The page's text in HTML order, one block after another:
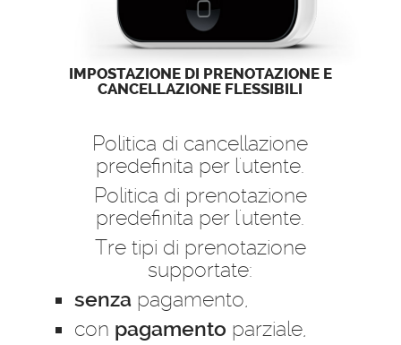
IMPOSTAZIONE DI PRENOTAZIONE E
CANCELLAZIONE FLESSIBILI
Politica di cancellazione
predefinita per l'utente.
Politica di prenotazione
predefinita per l'utente.
Tre tipi di prenotazione
supportate:
senzapagamento,
con pagamento parziale,